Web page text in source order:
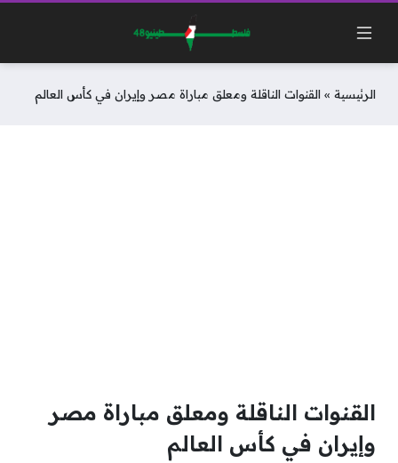
الرئيسية » القنوات الناقلة ومعلق مباراة مصر وإيران في كأس العالم
القنوات الناقلة ومعلق مباراة مصر
وإيران في كأس العالم